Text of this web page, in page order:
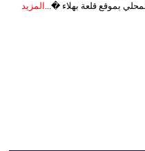
بموقع قلعة بهلاء �... المزيد